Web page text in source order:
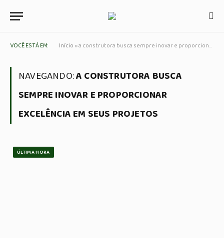
VOCÊ ESTÁ EM: Início »a construtora busca sempre inovar e proporcionar excelência em seus projetos
NAVEGANDO:A CONSTRUTORA BUSCA
SEMPRE INOVAR E PROPORCIONAR
EXCELÊNCIA EM SEUS PROJETOS
ÚLTIMA HORA